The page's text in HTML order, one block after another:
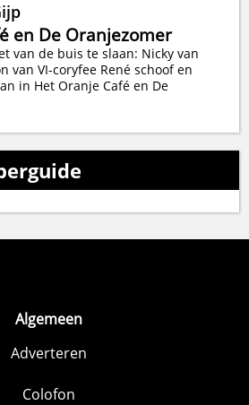
en De Oranjezomer
van de buis te slaan: Nicky van
van VI-coryfee René schoof en
in Het Oranje Café en De
Algemeen
Adverteren
Colofon